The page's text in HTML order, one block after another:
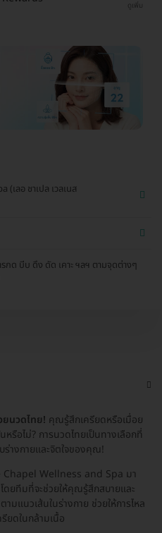
ดูเพิ่ม
เลอ ชาเปล เวลเนส
กด บีบ ดึง ดัด เคาะ ฯลฯ ตามจุดต่างๆ
นวดไทย! คุณรู้สึกเครียดหรือเมื่อย
หรือไม่? การนวดไทยเป็นทางเลือกที่
างกายและจิตใจของคุณ!
Chapel Wellness and Spa มา
ดยทีมที่จะช่วยให้คุณรู้สึกสบายและ
มแนวเส้นในร่างกาย ช่วยให้การไหล
ยดในกล้ามเนื้อ